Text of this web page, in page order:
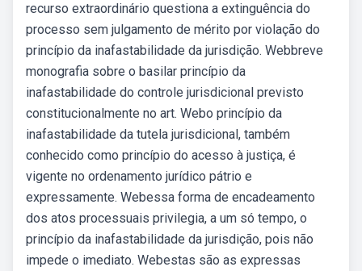
recurso extraordinário questiona a extinguência do
processo sem julgamento de mérito por violação do
princípio da inafastabilidade da jurisdição. Webbreve
monografia sobre o basilar princípio da
inafastabilidade do controle jurisdicional previsto
constitucionalmente no art. Webo princípio da
inafastabilidade da tutela jurisdicional, também
conhecido como princípio do acesso à justiça, é
vigente no ordenamento jurídico pátrio e
expressamente. Webessa forma de encadeamento
dos atos processuais privilegia, a um só tempo, o
princípio da inafastabilidade da jurisdição, pois não
impede o imediato. Webestas são as expressas